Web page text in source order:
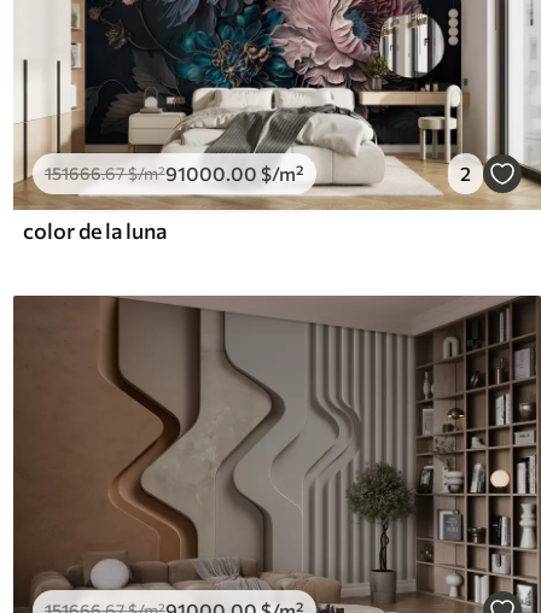
151666.67$/m²91000 .00 $/m² 2
color de la luna